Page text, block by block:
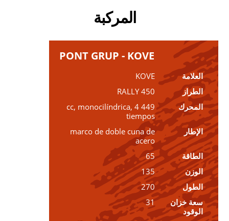
المركبة
PONT GRUP - KOVE
العلامة
KOVE
الطراز
450 RALLY
المحرك
449 cc, monocilíndrica, 4
tiempos
الإطار
marco de doble cuna de
acero
الطاقة
65
الوزن
135
الطول
270
سعة خزان
الوقود
31